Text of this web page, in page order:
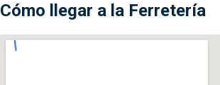
Cómo llegar a la Ferretería